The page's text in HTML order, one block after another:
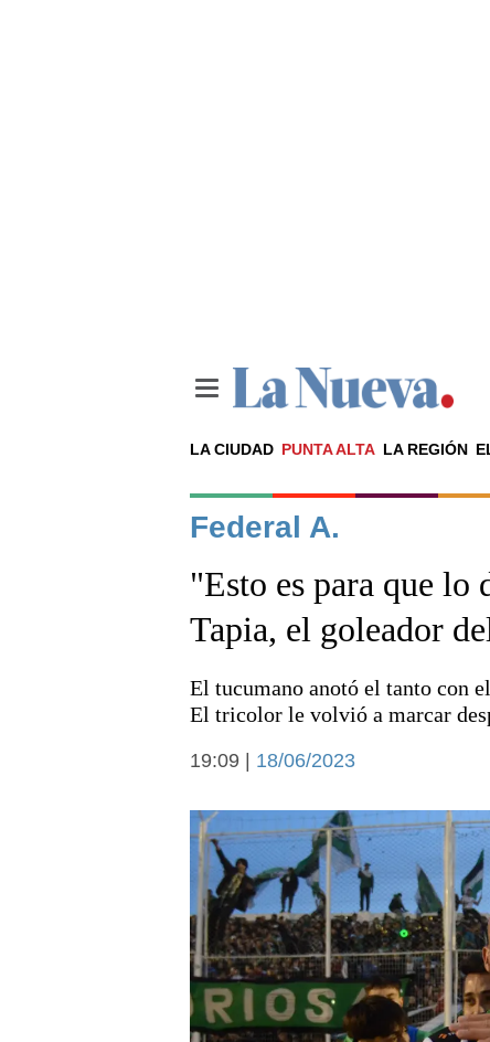
LA CIUDAD PUNTA ALTA LA REGIÓN
Noticias
Deportes
Arte y cultura
Economía y campo
Sociedad y tiempo libre
Federal A.
"Esto es para que
Tapia, el goleador
El tucumano anotó el tanto con
El tricolor le volvió a marcar
19:09 | 18/06/2023